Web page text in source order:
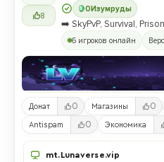
8
0Изумруды
➡️ SkyPvP, Survival,
6 игроков онлайн
Донат 0 Магазины 0
Antispam 0 Экономика
mt.Lunaverse.vip